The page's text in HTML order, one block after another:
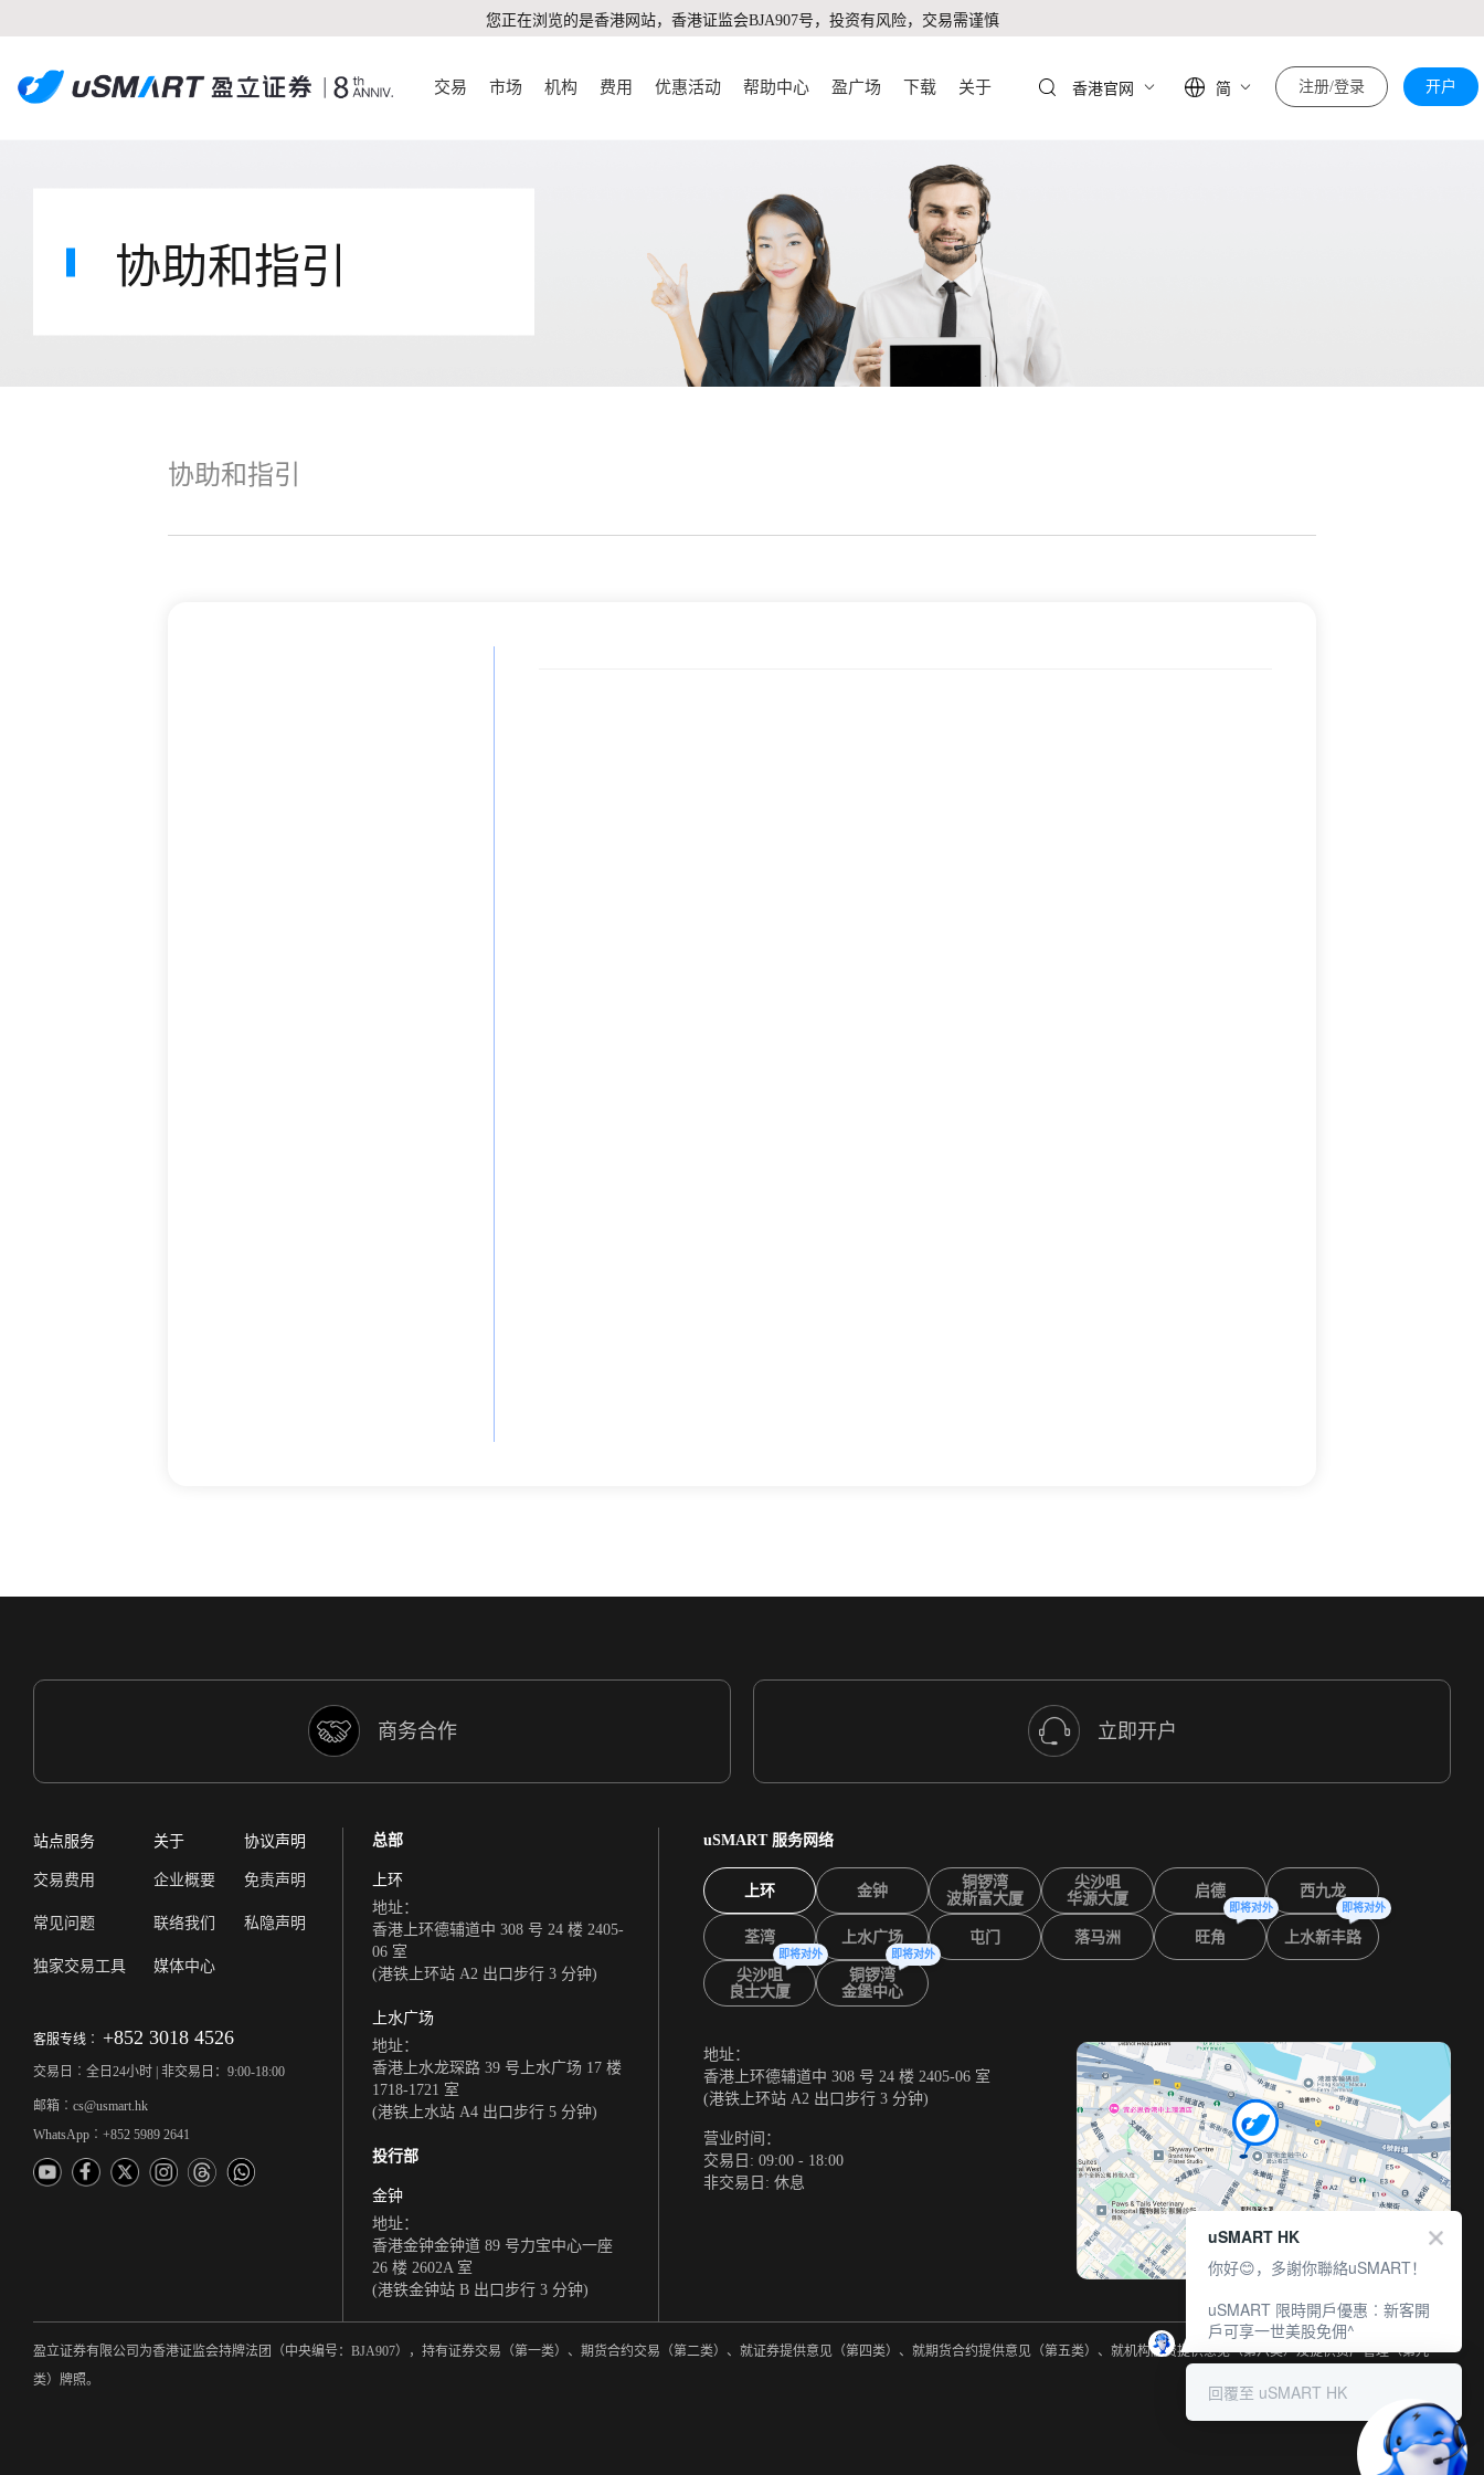
您正在浏览的是香港网站，香港证监会BJA907号，投资有风险，交易需谨慎
交易 市场 机构 费用 优惠活动 帮助中心 盈广场 下载 关于 香港官网 简 注册/登录 开户
协助和指引
协助和指引
商务合作 立即开户
站点服务
交易费用
常见问题
独家交易工具
关于
企业概要
联络我们
媒体中心
协议声明
免责声明
私隐声明
客服专线︰ +852 3018 4526
交易日︰全日24小时 | 非交易日：9:00-18:00
邮箱︰cs@usmart.hk
WhatsApp︰+852 5989 2641
总部
上环
地址：
香港上环德辅道中 308 号 24 楼 2405-
06 室
(港铁上环站 A2 出口步行 3 分钟)
上水广场
地址：
香港上水龙琛路 39 号上水广场 17 楼
1718-1721 室
(港铁上水站 A4 出口步行 5 分钟)
投行部
金钟
地址：
香港金钟金钟道 89 号力宝中心一座
26 楼 2602A 室
(港铁金钟站 B 出口步行 3 分钟)
uSMART 服务网络
上环 金钟
铜锣湾
波斯富大厦
尖沙咀
华源大厦
启德 西九龙
荃湾 上水广场 屯门 落马洲 旺角
即将对外
上水新丰路
即将对外
尖沙咀
良士大厦
即将对外
铜锣湾
金堡中心
即将对外
地址：
香港上环德辅道中 308 号 24 楼 2405-06 室
(港铁上环站 A2 出口步行 3 分钟)
营业时间：
交易日: 09:00 - 18:00
非交易日: 休息
盈立证券有限公司为香港证监会持牌法团（中央编号：BJA907），持有证券交易（第一类）、期货合约交易（第二类）、就证券提供意见（第四类）、就期货合约提供意见（第五类）、就机构融资提供意见（第六类）及提供资产管理（第九
类）牌照。
uSMART HK
你好😊，多謝你聯絡uSMART！
uSMART 限時開戶優惠︰新客開
戶可享一世美股免佣^
回覆至 uSMART HK